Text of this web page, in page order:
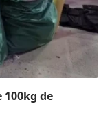
100kg de